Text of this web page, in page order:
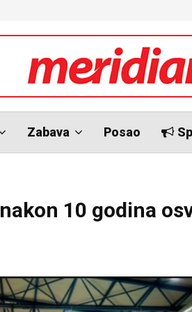
Zabava Posao
10 godina